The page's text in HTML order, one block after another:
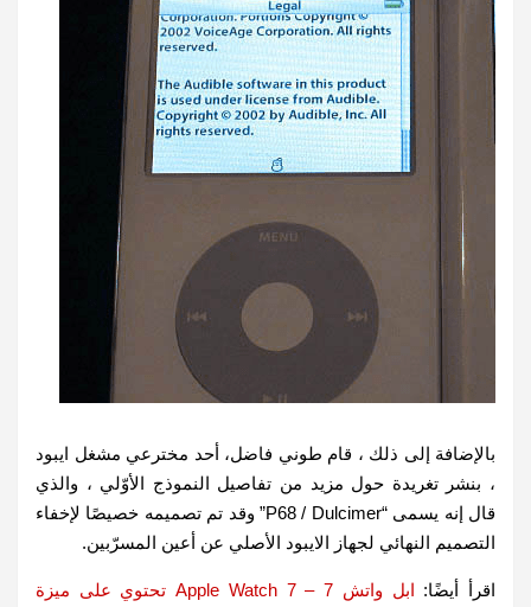
بالإضافة إلى ذلك ، قام طوني فاضل، أحد مخترعي مشغل ايبود
، بنشر تغريدة حول مزيد من تفاصيل النموذج الأوّلي ، والذي
قال إنه يسمى “P68 / Dulcimer” وقد تم تصميمه خصيصًا لإخفاء
التصميم النهائي لجهاز الايبود الأصلي عن أعين المسرّبين.
اقرأ أيضًا:
ابل واتش 7 – Apple Watch 7 تحتوي على ميزة